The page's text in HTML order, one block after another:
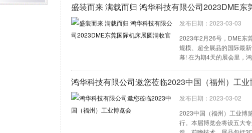
盛装而来 满载而归 鸿华科技有限公司2023DME东
发布日期：2023-03-03
2023年2月26号，DME东
规模、超全展品的国际最
幕! 在为期4天的展会里，
鸿华科技有限公司邀您莅临2023中国（福州）工业
发布日期：2023-03-02
2023中国（福州）工业博
行。本届博览会将设五大